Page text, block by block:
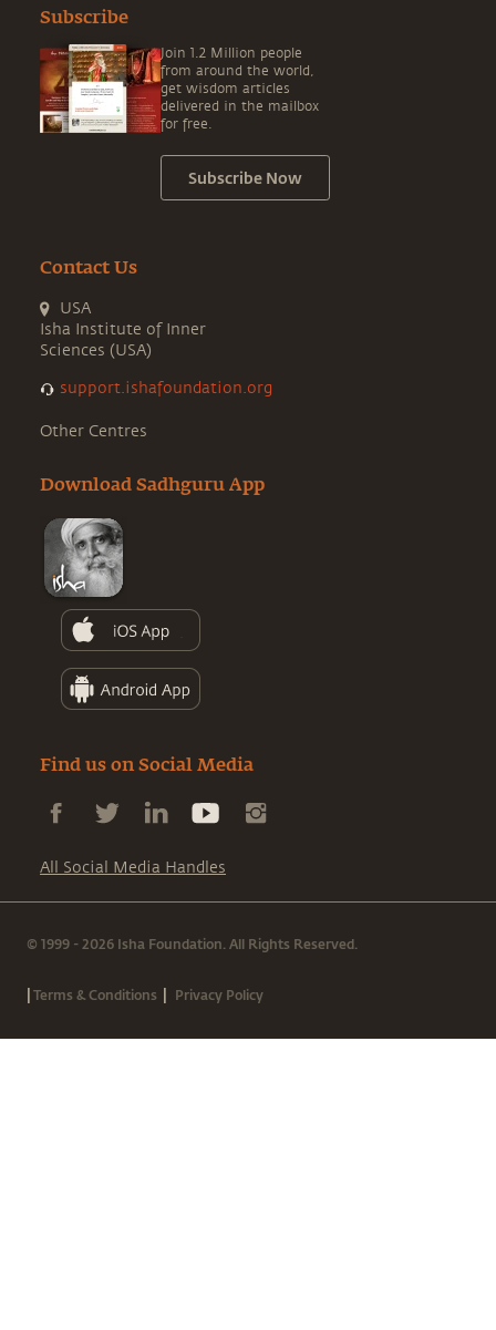
Subscribe
Join 1.2 Million people
from around the world,
get wisdom articles
delivered in the mailbox
for free.
Subscribe Now
Contact Us
USA
Isha Institute of Inner
Sciences (USA)
support.ishafoundation.org
Other Centres
Download Sadhguru App
Find us on Social Media
All Social Media Handles
© 1999 - 2026 Isha Foundation. All Rights Reserved.
|Terms & Conditions | Privacy Policy